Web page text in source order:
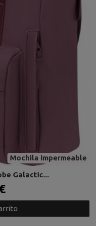
Mochila impermeable
Galactic...